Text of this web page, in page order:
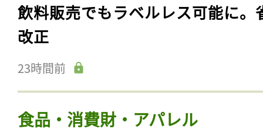
飲料販売でもラベルレス可能に。
改正
23時間前
食品・消費財・アパレル